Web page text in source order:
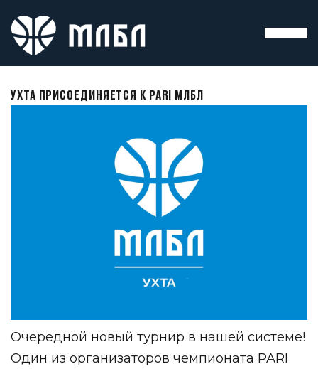
УХТА ПРИСОЕДИНЯЕТСЯ К PARI МЛБЛ
Очередной новый турнир в нашей системе!
Один из организаторов чемпионата PARI